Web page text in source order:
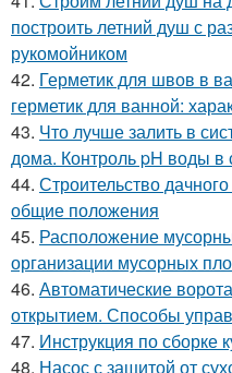
построить летний душ с
рукомойником
42. Герметик для швов в
герметик для ванной:
43. Что лучше залить в
дома. Контроль pH воды в
44. Строительство
общие положения
45. Расположение
организации мусорных
46. Автоматические
открытием. Способы
47. Инструкция по сборке
48. Насос с защитой от